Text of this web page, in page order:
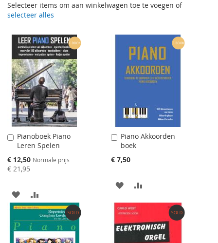
Selecteer items om aan winkelwagen toe te voegen of
selecteer alles
Pianoboek Piano
Leren Spelen
Speciale
prijs
€ 12,50 Normale prijs
€ 21,95
Aan
winkelwagen
toevoegen
AAN
VERLANGLIJST
TOEVOEGEN
TOE
OM
Piano Akkoorden
boek
€ 7,50
Aan
winkelwagen
toevoegen
AAN
VERLANGLIJST
TOEVOEGEN
TOE
TE